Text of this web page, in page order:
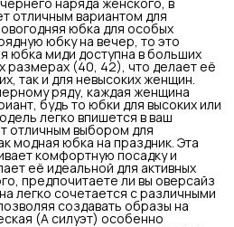
отличным вариантом для
юбка для особых
юбку на вечер, то это
юбка миди доступна в больших
размерах (40, 42), что делает её
так и для невысоких женщин.
ряду, каждая женщина
будь то юбки для высоких или
легко впишется в ваш
отличным выбором для
модная юбка на праздник. Эта
комфортную посадку и
её идеальной для активных
предпочитаете ли вы оверсайз
легко сочетается с различными
создавать образы на
(А силуэт) особенно